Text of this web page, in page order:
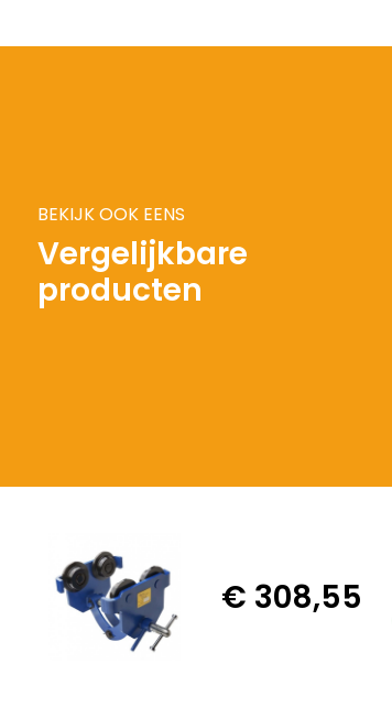
BEKIJK OOK EENS
Vergelijkbare
producten
€ 175,45
€ 308,55